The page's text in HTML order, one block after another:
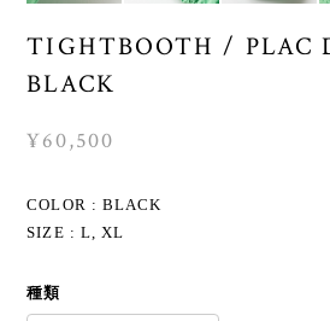
TIGHTBOOTH / PLAC
BLACK
¥60,500
COLOR : BLACK
SIZE : L, XL
種類